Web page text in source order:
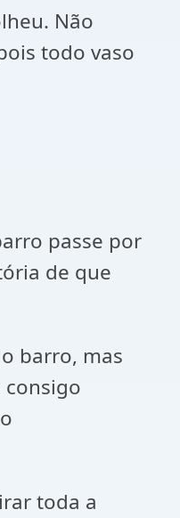
Não
todo vaso
passe por
de que
barro, mas
consigo
toda a